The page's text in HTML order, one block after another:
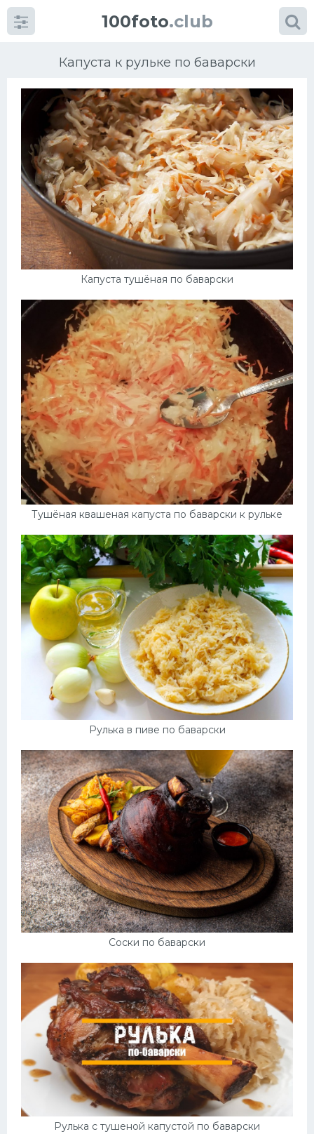
100foto.club
Капуста к рульке по баварски
Капуста тушёная по баварски
Тушёная квашеная капуста по баварски к рульке
Рулька в пиве по баварски
Соски по баварски
Рулька с тушеной капустой по баварски
Категориикартинок
Супы
Мясные блюда
Печенье
Выпечка
Напитки
Дизайн комнаты